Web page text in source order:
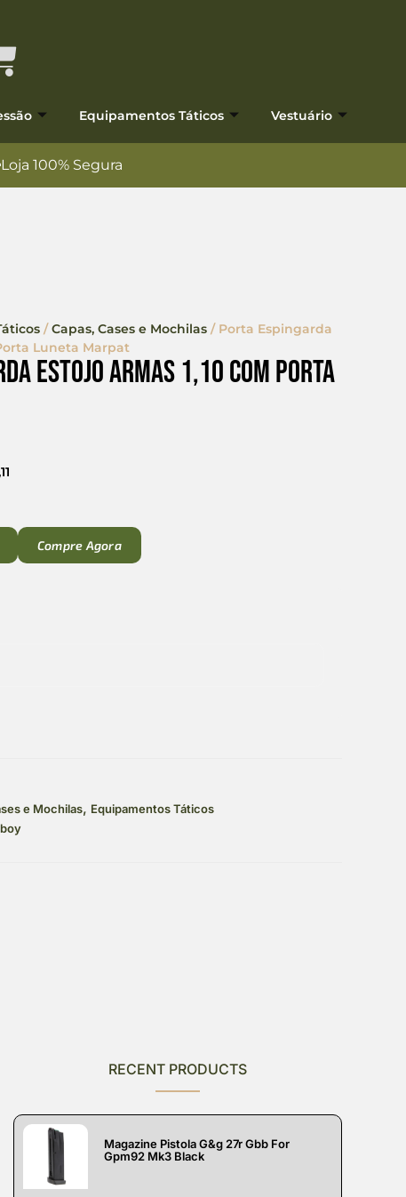
Equipamentos Táticos Vestuário
Loja 100% Segura
/Capas, Cases e Mochilas/ Porta Espingarda
Luneta Marpat
Estojo Armas 1,10 Com Porta
Compre Agora
e Mochilas, Equipamentos Táticos
RECENT PRODUCTS
Magazine Pistola G&g 27r Gbb For
Gpm92 Mk3 Black